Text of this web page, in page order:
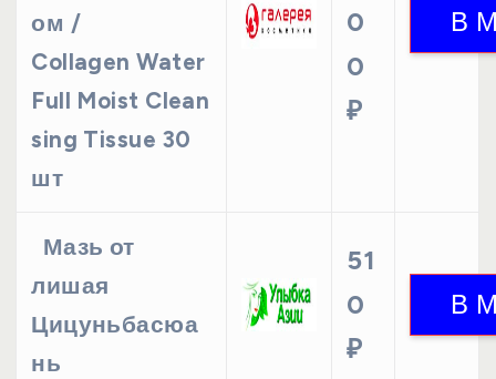
ом /
Collagen Water
Full Moist Clean
sing Tissue 30
шт
0
0
₽
Мазь от
лишая
Цицуньбасюа
нь
51
0
₽